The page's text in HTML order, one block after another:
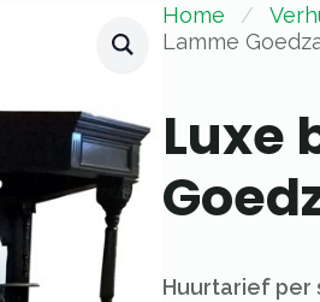
Home
Lamme
Luxe
Huurtarief per